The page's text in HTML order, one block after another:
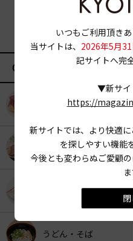
いつもご利用頂きあ
当サイトは、 2026年5月31
記サイトへ完
▼新サイ
https://
新サイトでは、より快適
を探しやすい機能
今後とも変わらぬご愛顧
ま
CATEGORY
KYOTO OYATSU CLUB
カフェ
うどん・そば